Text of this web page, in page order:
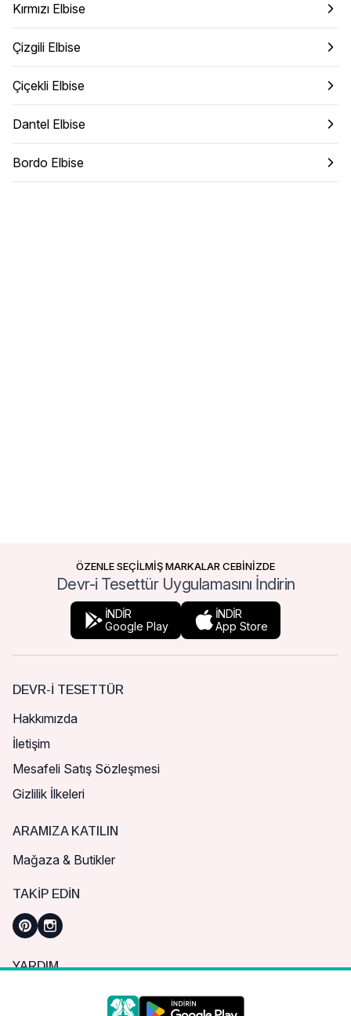
Kırmızı Elbise
Çizgili Elbise
Çiçekli Elbise
Dantel Elbise
Bordo Elbise
ÖZENLE SEÇİLMİŞ MARKALAR CEBİNİZDE
Devr-i Tesettür Uygulamasını İndirin
İNDİR
Google Play
İNDİR
App Store
DEVR-I TESETTÜR
Hakkımızda
İletişim
Mesafeli Satış Sözleşmesi
Gizlilik İlkeleri
ARAMIZA KATILIN
Mağaza & Butikler
TAKIP EDIN
YARDIM
Sık Sorulan Sorular